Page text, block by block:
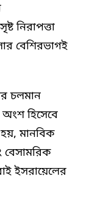
নিরাপত্তা
বেশিরভাগই
চলমান
হিসেবে
মানবিক
বেসামরিক
ইসরায়েলের